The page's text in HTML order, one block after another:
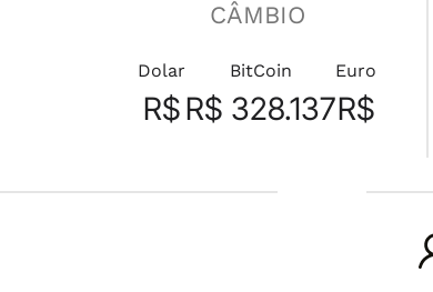
CÂMBIO
Dolar
R$
BitCoin
R$ 328.137
Euro
R$